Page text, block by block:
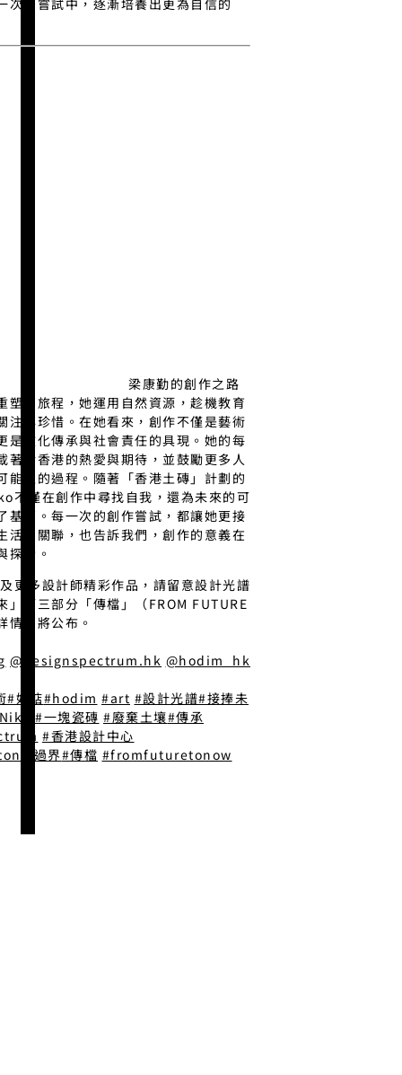
梁康勤的創作之路
塑的旅程，她運用自然資源，趁機教育
注與珍惜。在她看來，創作不僅是藝術
是文化傳承與社會責任的具現。她的每
著對香港的熱愛與期待，並鼓勵更多人
能性的過程。隨著「香港土磚」計劃的
不僅在創作中尋找自我，還為未來的可
基石。每一次的創作嘗試，都讓她更接
活的關聯，也告訴我們，創作的意義在
探索。
更多設計師精彩作品，請留意設計光譜
」第三部分「傳檔」（FROM FUTURE
情即將公布。
@designspectrum.hk @hodim_hk
#好掂#hodim #art #設計光譜#接捧未
#一塊瓷磚 #廢棄土壤#傳承
#香港設計中心
#過界#傳檔 #fromfuturetonow